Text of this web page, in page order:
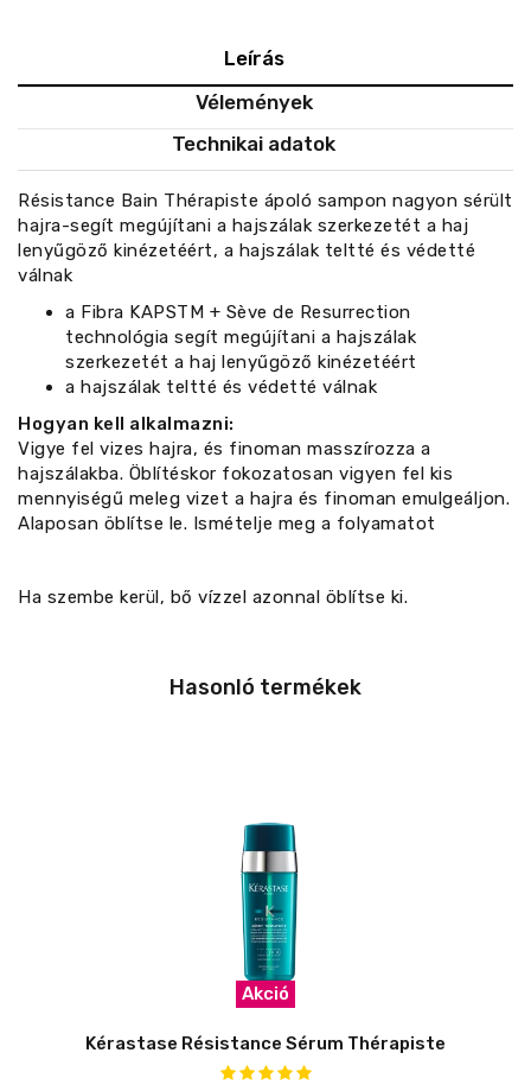
Leírás
Vélemények
Technikai adatok
Résistance Bain Thérapiste ápoló sampon nagyon sérült
hajra-segít megújítani a hajszálak szerkezetét a haj
lenyűgöző kinézetéért, a hajszálak teltté és védetté
válnak
a Fibra KAPSTM + Sève de Resurrection
technológia segít megújítani a hajszálak
szerkezetét a haj lenyűgöző kinézetéért
a hajszálak teltté és védetté válnak
Hogyan kell alkalmazni:
Vigye fel vizes hajra, és finoman masszírozza a
hajszálakba. Öblítéskor fokozatosan vigyen fel kis
mennyiségű meleg vizet a hajra és finoman emulgeáljon.
Alaposan öblítse le. Ismételje meg a folyamatot
Ha szembe kerül, bő vízzel azonnal öblítse ki.
Hasonló termékek
Akció
Kérastase Résistance Sérum Thérapiste